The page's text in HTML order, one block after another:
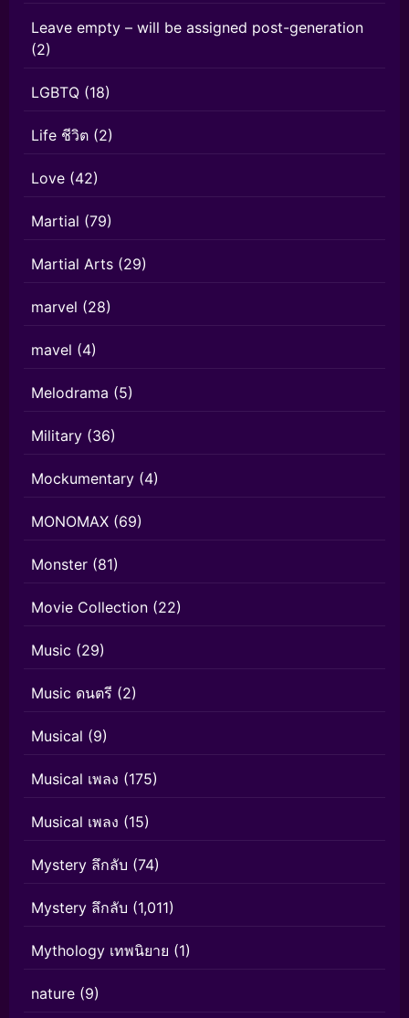
Leave empty – will be assigned post-generation
(2)
LGBTQ (18)
Life ชีวิต (2)
Love (42)
Martial (79)
Martial Arts (29)
marvel (28)
mavel (4)
Melodrama (5)
Military (36)
Mockumentary (4)
MONOMAX (69)
Monster (81)
Movie Collection (22)
Music (29)
Music ดนตรี (2)
Musical (9)
Musical เพลง (175)
Musical เพลง (15)
Mystery ลึกลับ (74)
Mystery ลึกลับ (1,011)
Mythology เทพนิยาย (1)
nature (9)